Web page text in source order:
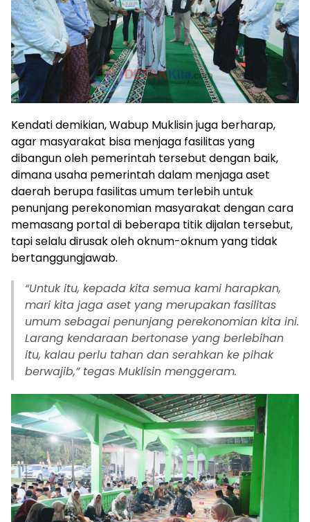
Kendati demikian, Wabup Muklisin juga berharap,
agar masyarakat bisa menjaga fasilitas yang
dibangun oleh pemerintah tersebut dengan baik,
dimana usaha pemerintah dalam menjaga aset
daerah berupa fasilitas umum terlebih untuk
penunjang perekonomian masyarakat dengan cara
memasang portal di beberapa titik dijalan tersebut,
tapi selalu dirusak oleh oknum-oknum yang tidak
bertanggungjawab.
“Untuk itu, kepada kita semua kami harapkan,
mari kita jaga aset yang merupakan fasilitas
umum sebagai penunjang perekonomian kita ini.
Larang kendaraan bertonase yang berlebihan
itu, kalau perlu tahan dan serahkan ke pihak
berwajib,” tegas Muklisin menggeram.